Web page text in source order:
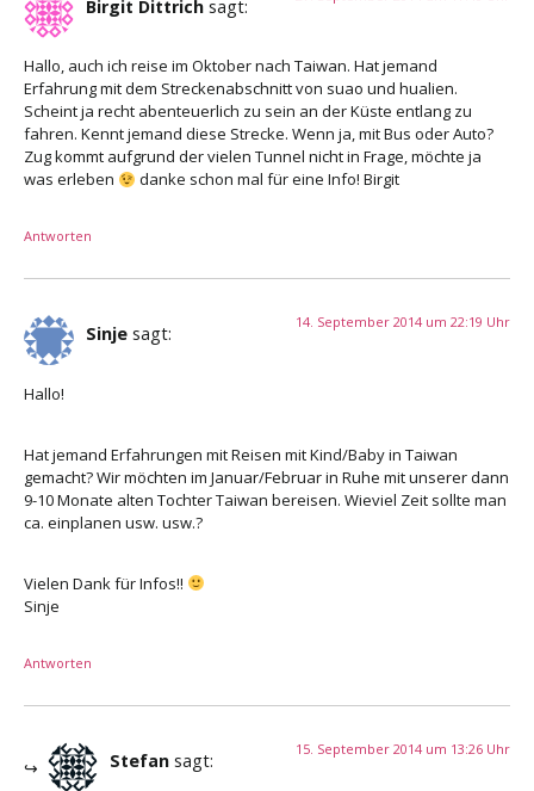
Birgit Dittrich sagt:
Hallo, auch ich reise im Oktober nach Taiwan. Hat jemand
Erfahrung mit dem Streckenabschnitt von suao und hualien.
Scheint ja recht abenteuerlich zu sein an der Küste entlang zu
fahren. Kennt jemand diese Strecke. Wenn ja, mit Bus oder Auto?
Zug kommt aufgrund der vielen Tunnel nicht in Frage, möchte ja
was erleben
danke schon mal für eine Info! Birgit
Antworten
Sinje sagt:
14. September 2014 um 22:19 Uhr
Hallo!
Hat jemand Erfahrungen mit Reisen mit Kind/Baby in Taiwan
gemacht? Wir möchten im Januar/Februar in Ruhe mit unserer dann
9-10 Monate alten Tochter Taiwan bereisen. Wieviel Zeit sollte man
ca. einplanen usw. usw.?
Vielen Dank für Infos!!
Sinje
Antworten
Stefan sagt:
15. September 2014 um 13:26 Uhr